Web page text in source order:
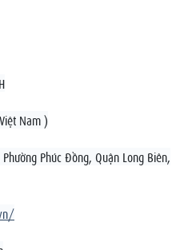
Nam )
Phúc Đồng, Quận Long Biên,